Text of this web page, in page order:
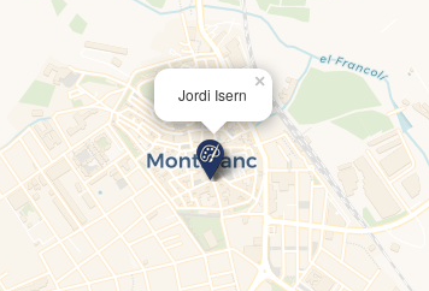
Jordi Isern
×
Recibe y responde mensajes
Sigue las visitas de tus obras
Crear cuenta y abrir mi Panel